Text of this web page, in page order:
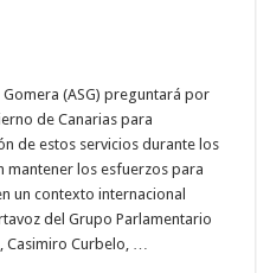
(ASG) preguntará por
de Canarias para
de estos servicios durante los
mantener los esfuerzos para
un contexto internacional
del Grupo Parlamentario
Casimiro Curbelo, …